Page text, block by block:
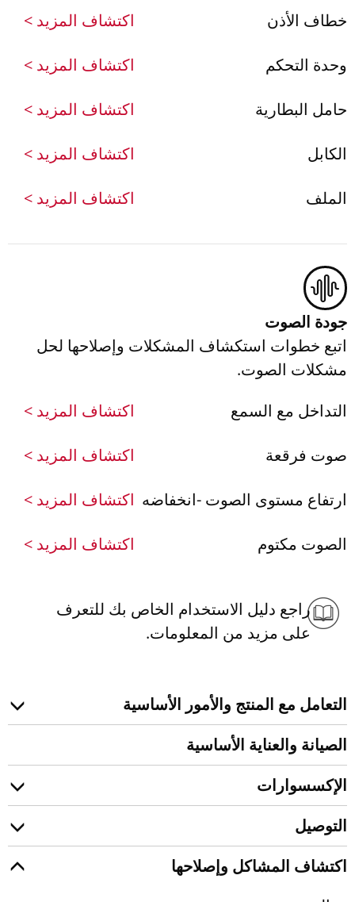
خطاف الأذن
اكتشاف المزيد >
وحدة التحكم اكتشاف المزيد >
حامل البطارية اكتشاف المزيد >
الكابل اكتشاف المزيد >
الملف اكتشاف المزيد >
جودة الصوت
اتبع خطوات استكشاف المشكلات وإصلاحها لحل
مشكلات الصوت.
التداخل مع السمع
اكتشاف المزيد >
صوت فرقعة اكتشاف المزيد >
ارتفاع مستوى الصوت -انخفاضه اكتشاف المزيد >
الصوت مكتوم اكتشاف المزيد >
راجع دليل الاستخدام الخاص بك للتعرف
على مزيد من المعلومات.
التعامل مع المنتج والأمور الأساسية
الصيانة والعناية الأساسية
الإكسسوارات
التوصيل
اكتشاف المشاكل وإصلاحها